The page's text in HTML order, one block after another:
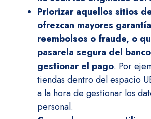
Priorizar aquellos sitios
ofrezcan mayores
reembolsos o fraude, o
pasarela segura del
gestionar el pago. Por
tiendas dentro del espacio
a la hora de gestionar los
personal.